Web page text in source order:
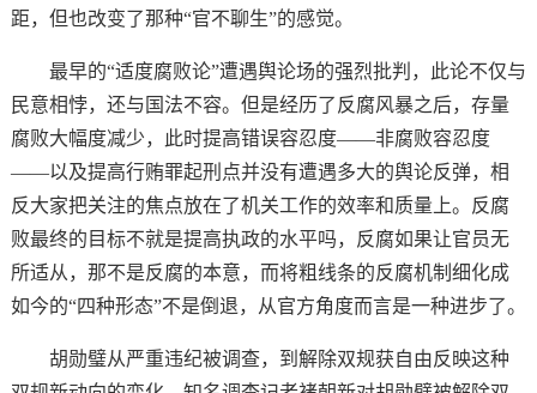
距，但也改变了那种“官不聊生”的感觉。
最早的“适度腐败论”遭遇舆论场的强烈批判，此论不仅与
民意相悖，还与国法不容。但是经历了反腐风暴之后，存量
腐败大幅度减少，此时提高错误容忍度——非腐败容忍度
——以及提高行贿罪起刑点并没有遭遇多大的舆论反弹，相
反大家把关注的焦点放在了机关工作的效率和质量上。反腐
败最终的目标不就是提高执政的水平吗，反腐如果让官员无
所适从，那不是反腐的本意，而将粗线条的反腐机制细化成
如今的“四种形态”不是倒退，从官方角度而言是一种进步了。
胡勋璧从严重违纪被调查，到解除双规获自由反映这种